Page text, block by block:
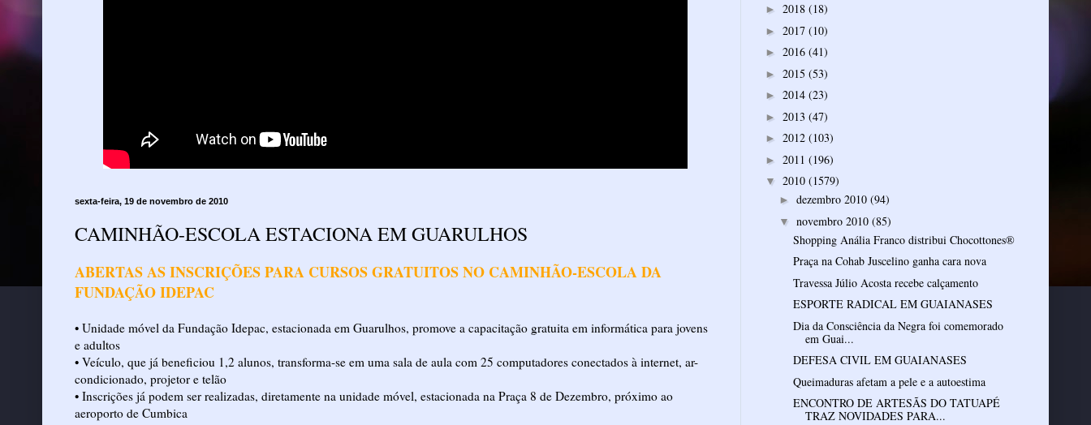
sexta-feira, 19 de novembro de 2010
ABERTAS AS INSCRIÇÕES PARA CURSOS GRATUITOS NO CAMINHÃO-ESCOLA DA
FUNDAÇÃO IDEPAC
• Unidade móvel da Fundação Idepac, estacionada em Guarulhos, promove a capacitação gratuita em informática para jovens
e adultos
• Veículo, que já beneficiou 1,2 alunos, transforma-se em uma sala de aula com 25 computadores conectados à internet, ar-
condicionado, projetor e telão
• Inscrições já podem ser realizadas, diretamente na unidade móvel, estacionada na Praça 8 de Dezembro, próximo ao
aeroporto de Cumbica
► 2018 (18)
► 2017 (10)
► 2016 (41)
► 2015 (53)
► 2014 (23)
► 2013 (47)
► 2012 (103)
► 2011 (196)
▼ 2010 (1579)
► dezembro 2010 (94)
▼ novembro 2010 (85)
Shopping Anália Franco distribui Chocottones®
Praça na Cohab Juscelino ganha cara nova
Travessa Júlio Acosta recebe calçamento
ESPORTE RADICAL EM GUAIANASES
Dia da Consciência da Negra foi comemorado
em Guai...
DEFESA CIVIL EM GUAIANASES
Queimaduras afetam a pele e a autoestima
ENCONTRO DE ARTESÃS DO TATUAPÉ
TRAZ NOVIDADES PARA...